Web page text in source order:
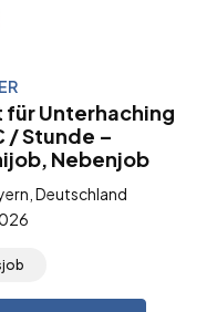
für Unterhaching
/ Stunde –
Nebenjob
Deutschland